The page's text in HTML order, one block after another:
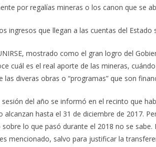
por regalías mineras o los canon que se
ingresos que llegan a las cuentas del
mostrado como el gran logro del
cuál es el real aporte de las mineras,
las diveras obras o “programas” que son
del año se informó en el recinto que
alcanzan hasta el 31 de diciembre de 2017.
lo que pasó durante el 2018 no se
mencionado, salvo para justificar la